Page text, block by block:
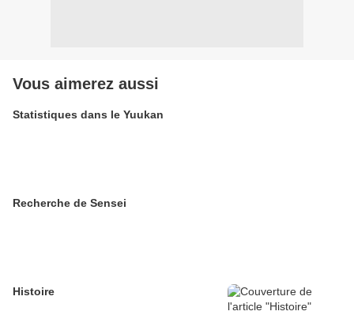
Vous aimerez aussi
Statistiques dans le Yuukan
Recherche de Sensei
Histoire